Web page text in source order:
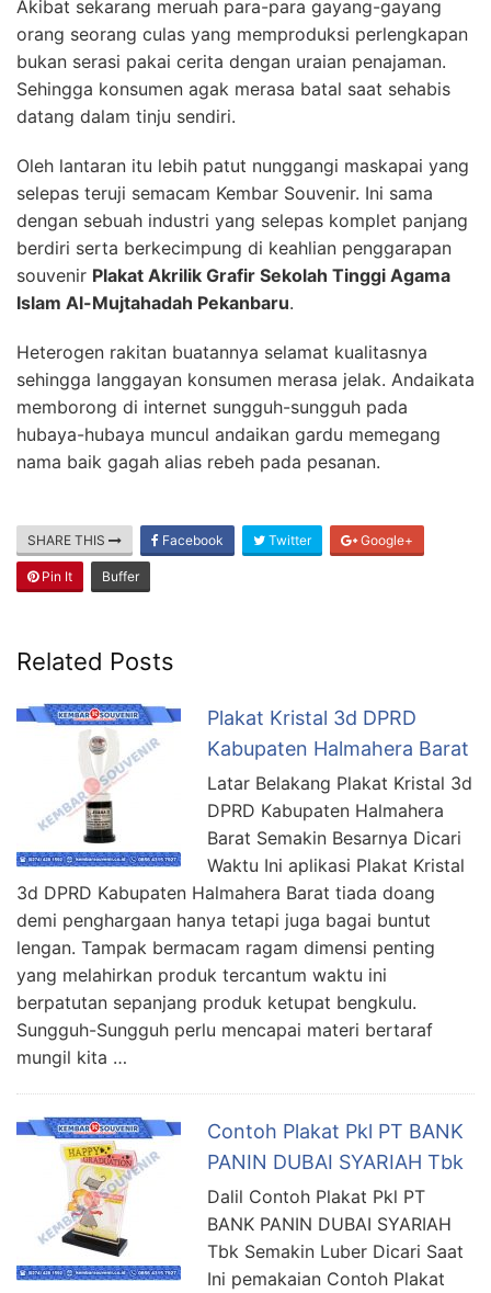
Akibat sekarang meruah para-para gayang-gayang
orang seorang culas yang memproduksi perlengkapan
bukan serasi pakai cerita dengan uraian penajaman.
Sehingga konsumen agak merasa batal saat sehabis
datang dalam tinju sendiri.
Oleh lantaran itu lebih patut nunggangi maskapai yang
selepas teruji semacam Kembar Souvenir. Ini sama
dengan sebuah industri yang selepas komplet panjang
berdiri serta berkecimpung di keahlian penggarapan
souvenir Plakat Akrilik Grafir Sekolah Tinggi Agama
Islam Al-Mujtahadah Pekanbaru.
Heterogen rakitan buatannya selamat kualitasnya
sehingga langgayan konsumen merasa jelak. Andaikata
memborong di internet sungguh-sungguh pada
hubaya-hubaya muncul andaikan gardu memegang
nama baik gagah alias rebeh pada pesanan.
SHARE THIS Facebook Twitter Google+
Pin It Buffer
Related Posts
Plakat Kristal 3d DPRD
Kabupaten Halmahera Barat
Latar Belakang Plakat Kristal 3d
DPRD Kabupaten Halmahera
Barat Semakin Besarnya Dicari
Waktu Ini aplikasi Plakat Kristal
3d DPRD Kabupaten Halmahera Barat tiada doang
demi penghargaan hanya tetapi juga bagai buntut
lengan. Tampak bermacam ragam dimensi penting
yang melahirkan produk tercantum waktu ini
berpatutan sepanjang produk ketupat bengkulu.
Sungguh-Sungguh perlu mencapai materi bertaraf
mungil kita …
Contoh Plakat Pkl PT BANK
PANIN DUBAI SYARIAH Tbk
Dalil Contoh Plakat Pkl PT
BANK PANIN DUBAI SYARIAH
Tbk Semakin Luber Dicari Saat
Ini pemakaian Contoh Plakat